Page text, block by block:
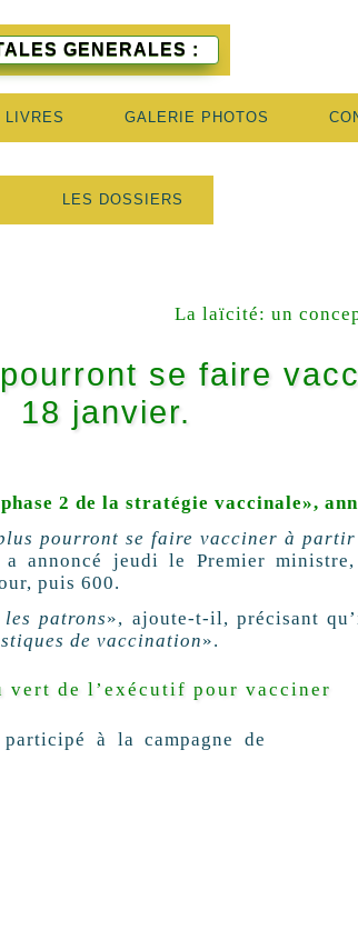
GENERALES :
LIVRES GALERIE PHOTOS
LES DOSSIERS
La laïcité: un
se faire
18 janvier.
2 de la stratégie vaccinale»,
plus pourront se faire vacciner à
a annoncé jeudi le Premier
puis 600.
patrons», ajoute-t-il, précisant
de vaccination».
vert de l’exécutif pour vacciner